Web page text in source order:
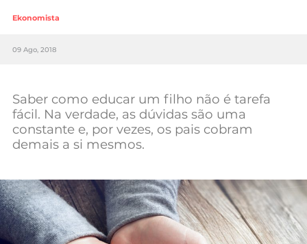
Lifestyle
Sociedade
Negócios
Mundial 2026
Ekonomista
09 Ago, 2018
Saber como educar um filho não é tarefa
fácil. Na verdade, as dúvidas são uma
constante e, por vezes, os pais cobram
demais a si mesmos.